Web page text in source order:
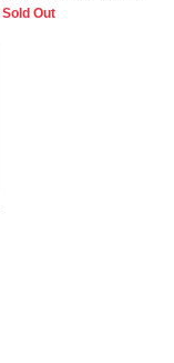
【鑑別書付き】
Sold Out